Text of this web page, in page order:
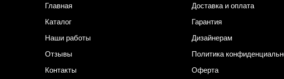
Главная
Каталог
Наши работы
Отзывы
Контакты
Доставка и оплата
Гарантия
Дизайнерам
Политика
Оферта